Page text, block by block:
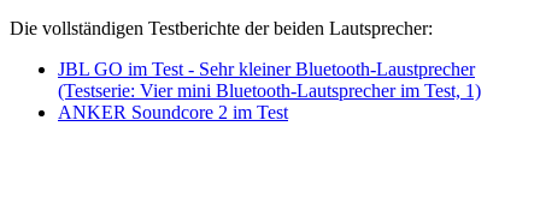
Die vollständigen Testberichte der beiden Lautsprecher:
JBL GO im Test - Sehr kleiner Bluetooth-Laustprecher
(Testserie: Vier mini Bluetooth-Lautsprecher im Test, 1)
ANKER Soundcore 2 im Test